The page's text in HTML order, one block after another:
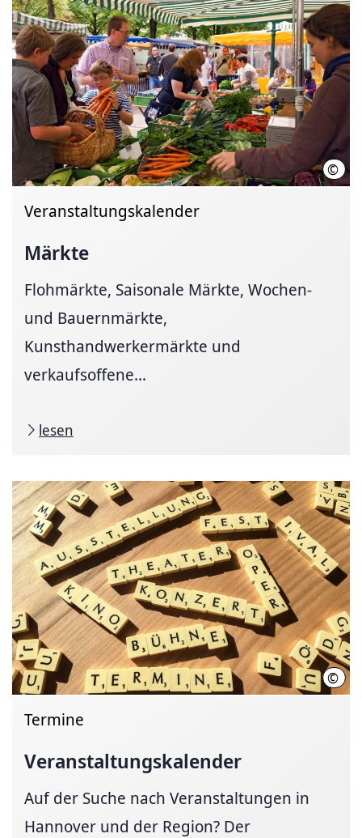
©
Veranstaltungskalender
Märkte
Flohmärkte, Saisonale Märkte, Wochen-
und Bauernmärkte,
Kunsthandwerkermärkte und
verkaufsoffene...
lesen
©
Termine
Veranstaltungskalender
Auf der Suche nach Veranstaltungen in
Hannover und der Region? Der